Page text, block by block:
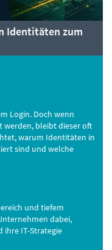
Identitäten zum
Login. Doch wenn
werden, bleibt dieser oft
warum Identitäten in
sind und welche
und tiefem
dabei,
ihre IT-Strategie